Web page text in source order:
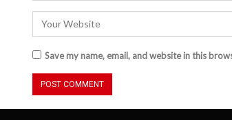
Save my name, email, and website in this